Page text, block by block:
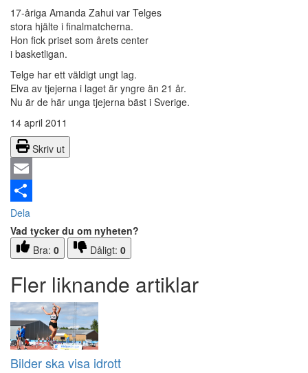
17-åriga Amanda Zahui var Telges
stora hjälte i finalmatcherna.
Hon fick priset som årets center
i basketligan.
Telge har ett väldigt ungt lag.
Elva av tjejerna i laget är yngre än 21 år.
Nu är de här unga tjejerna bäst i Sverige.
14 april 2011
Skriv ut
Email
Dela
Vad tycker du om nyheten?
Bra: 0 Dåligt: 0
Fler liknande artiklar
Bilder ska visa idrott